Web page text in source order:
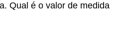
Qual é o valor de medida